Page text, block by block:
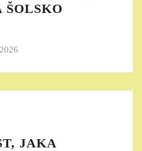
ŠOLSKO
JAKA